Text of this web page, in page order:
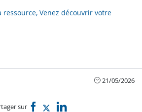
Venez découvrir votre
21/05/2026
sur